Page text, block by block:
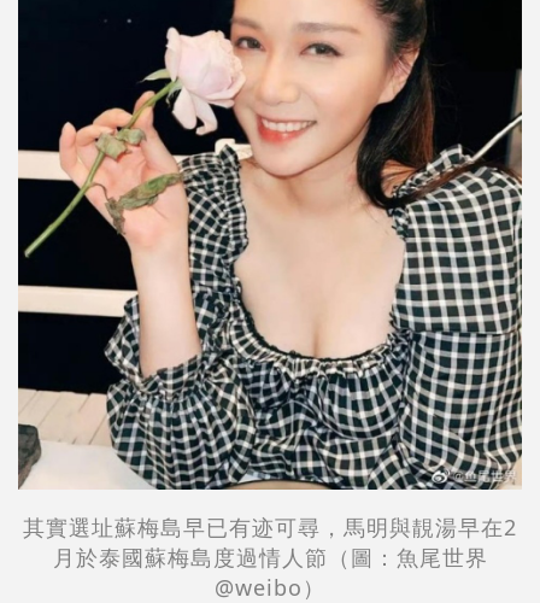
其實選址蘇梅島早已有迹可尋，馬明與靚湯早在2
月 於泰國蘇梅島度過情人節（圖：魚尾世界
@weibo ）